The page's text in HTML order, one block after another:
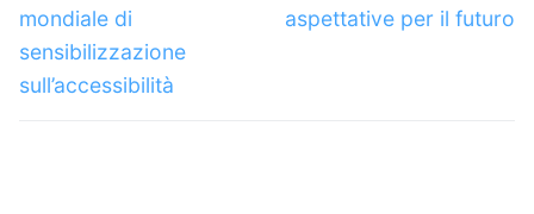
mondiale di
sensibilizzazione
sull’accessibilità
aspettative per il futuro